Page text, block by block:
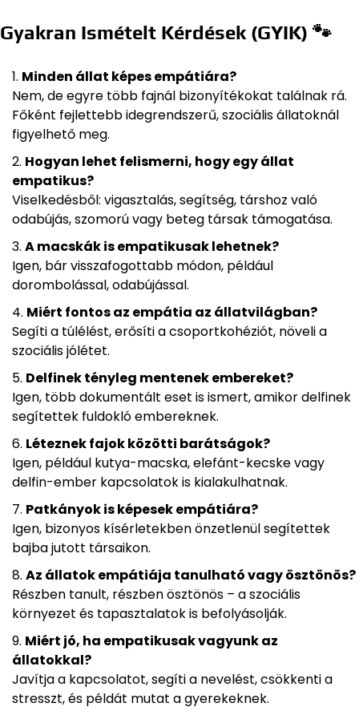
Gyakran Ismételt Kérdések (GYIK) 🐾
Minden állat képes empátiára?
Nem, de egyre több fajnál bizonyítékokat találnak rá.
Főként fejlettebb idegrendszerű, szociális állatoknál
figyelhető meg.
Hogyan lehet felismerni, hogy egy állat
empatikus?
Viselkedésből: vigasztalás, segítség, társhoz való
odabújás, szomorú vagy beteg társak támogatása.
A macskák is empatikusak lehetnek?
Igen, bár visszafogottabb módon, például
dorombolással, odabújással.
Miért fontos az empátia az állatvilágban?
Segíti a túlélést, erősíti a csoportkohéziót, növeli a
szociális jólétet.
Delfinek tényleg mentenek embereket?
Igen, több dokumentált eset is ismert, amikor delfinek
segítettek fuldokló embereknek.
Léteznek fajok közötti barátságok?
Igen, például kutya-macska, elefánt-kecske vagy
delfin-ember kapcsolatok is kialakulhatnak.
Patkányok is képesek empátiára?
Igen, bizonyos kísérletekben önzetlenül segítettek
bajba jutott társaikon.
Az állatok empátiája tanulható vagy ösztönös?
Részben tanult, részben ösztönös – a szociális
környezet és tapasztalatok is befolyásolják.
Miért jó, ha empatikusak vagyunk az
állatokkal?
Javítja a kapcsolatot, segíti a nevelést, csökkenti a
stresszt, és példát mutat a gyerekeknek.